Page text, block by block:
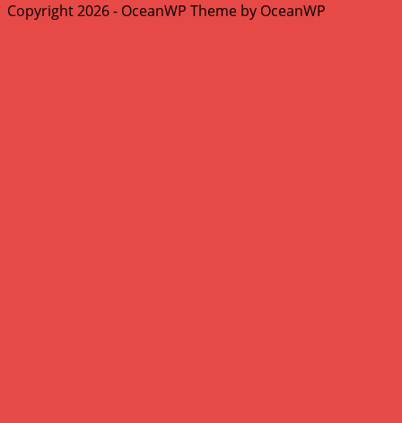
Copyright 2026 - OceanWP Theme by OceanWP